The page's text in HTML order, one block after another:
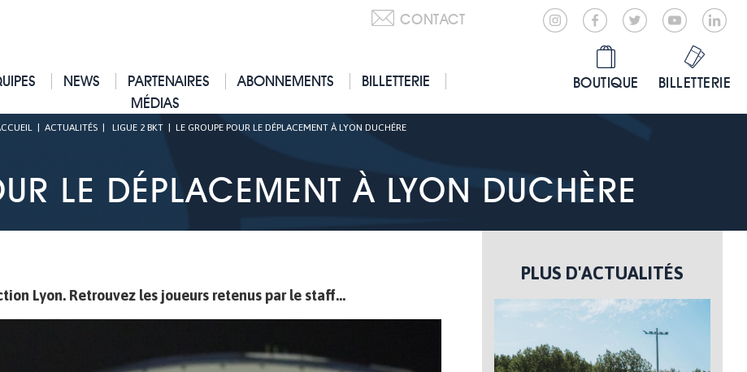
CONTACT
NEWS PARTENAIRES ABONNEMENTS
BILLETTERIE
MÉDIAS
BOUTIQUE BILLETTERIE
ACTUALITÉS LIGUE 2 BKT LE GROUPE POUR LE DÉPLACEMENT À LYON DUCHÈRE
LE DÉPLACEMENT À LYON DUCHÈRE
Lyon. Retrouvez les joueurs retenus par le staff...
PLUS D'ACTUALITÉS